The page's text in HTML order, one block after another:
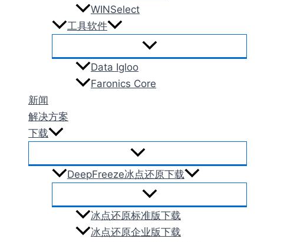
WINSelect
工具软件
Data Igloo
Faronics Core
新闻
解决方案
下载
DeepFreeze冰点还原下载
冰点还原标准版下载
冰点还原企业版下载